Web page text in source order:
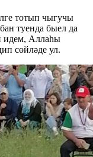
тотып чыгучы
туенда быел да
идем, Аллаһы
сөйләде ул.